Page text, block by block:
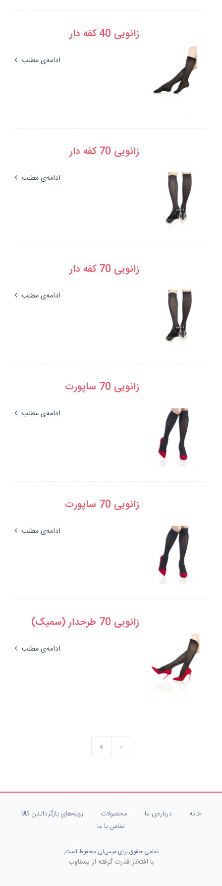
زانویی 40 کفه دار
ادامه‌ی مطلب
زانویی 70 کفه دار
ادامه‌ی مطلب
زانویی 70 کفه دار
ادامه‌ی مطلب
زانویی 70 ساپورت
ادامه‌ی مطلب
زانویی 70 ساپورت
ادامه‌ی مطلب
زانویی 70 طرحدار (سمیک)
ادامه‌ی مطلب
«
»
خانه درباره‌ی ما محصولات
رویه‌های بازگرداندن کالا
تماس با ما
تمامی حقوق برای میس‌لی محفوظ است.
با افتخار قدرت گرفته از یسناوب